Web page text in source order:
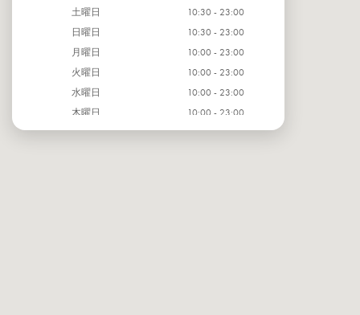
土曜日
10:30 - 23:00
日曜日
10:30 - 23:00
月曜日
10:00 - 23:00
火曜日
10:00 - 23:00
水曜日
10:00 - 23:00
木曜日
10:00 - 23:00